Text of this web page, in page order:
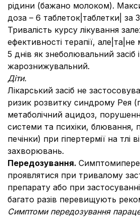
рідини (бажано молоком).
доза – 6 таблеток|таблетки| за
Тривалість курсу лікування
ефективності терапії,
5 днів як знеболювальний засіб
жарознижувальний.
Діти.
Лікарський засіб не
ризик розвитку синдрому Рея
метаболічний ацидоз,
системи та психіки, блювання,
печінки) при гіпертермії на тлі
захворювань.
Передозування.
проявлятися при тривалому
препарату або при
багато разів перевищують
Симптоми передозування